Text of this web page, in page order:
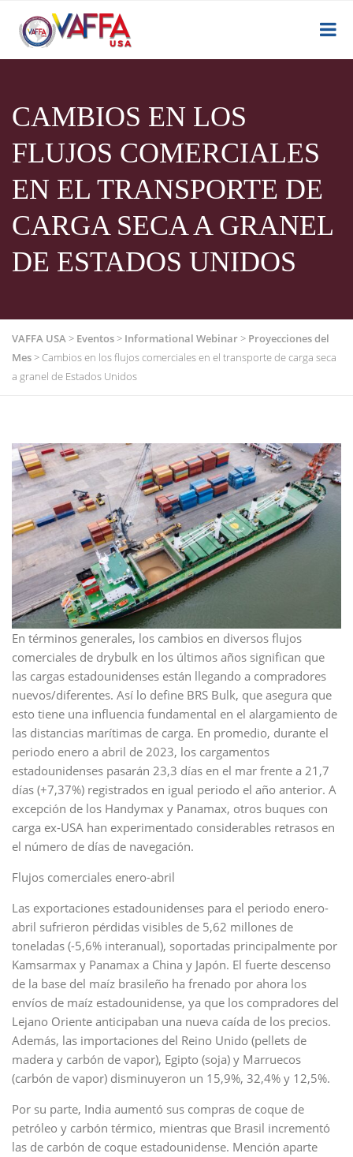
CAMBIOS EN LOS
FLUJOS COMERCIALES
EN EL TRANSPORTE DE
CARGA SECA A GRANEL
DE ESTADOS UNIDOS
VAFFA USA> Eventos> Informational Webinar> Proyecciones del
Mes> Cambios en los flujos comerciales en el transporte de carga seca
a granel de Estados Unidos
En términos generales, los cambios en diversos flujos
comerciales de drybulk en los últimos años significan que
las cargas estadounidenses están llegando a compradores
nuevos/diferentes. Así lo define BRS Bulk, que asegura que
esto tiene una influencia fundamental en el alargamiento de
las distancias marítimas de carga. En promedio, durante el
periodo enero a abril de 2023, los cargamentos
estadounidenses pasarán 23,3 días en el mar frente a 21,7
días (+7,37%) registrados en igual periodo el año anterior. A
excepción de los Handymax y Panamax, otros buques con
carga ex-USA han experimentado considerables retrasos en
el número de días de navegación.
Flujos comerciales enero-abril
Las exportaciones estadounidenses para el periodo enero-
abril sufrieron pérdidas visibles de 5,62 millones de
toneladas (-5,6% interanual), soportadas principalmente por
Kamsarmax y Panamax a China y Japón. El fuerte descenso
de la base del maíz brasileño ha frenado por ahora los
envíos de maíz estadounidense, ya que los compradores del
Lejano Oriente anticipaban una nueva caída de los precios.
Además, las importaciones del Reino Unido (pellets de
madera y carbón de vapor), Egipto (soja) y Marruecos
(carbón de vapor) disminuyeron un 15,9%, 32,4% y 12,5%.
Por su parte, India aumentó sus compras de coque de
petróleo y carbón térmico, mientras que Brasil incrementó
las de carbón de coque estadounidense. Mención aparte